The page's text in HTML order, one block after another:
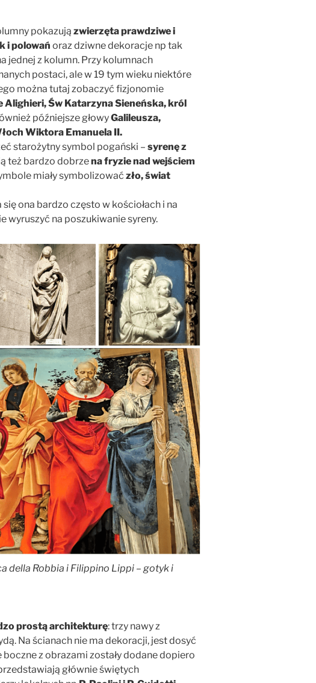
pokazują zwierzęta prawdziwe i
i polowań oraz dziwne dekoracje np tak
jednej z kolumn. Przy kolumnach
postaci, ale w 19 tym wieku niektóre
można tutaj zobaczyć fizjonomie
Alighieri, Św Katarzyna Sieneńska, król
późniejsze głowyGalileusza,
Wiktora Emanuela II.
starożytny symbol pogański – syrenę z
też bardzo dobrzena fryzie nad wejściem
miały symbolizować zło, świat
ona bardzo często w kościołach i na
wyruszyć na poszukiwanie syreny.
della Robbia i Filippino Lippi – gotyk i
prostą architekturę: trzy nawy z
Na ścianach nie ma dekoracji, jest dosyć
boczne z obrazami zostały dodane dopiero
głównie świętych